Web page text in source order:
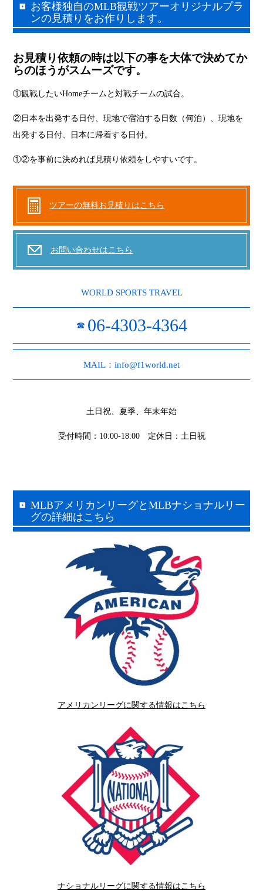
お客様独自のMLB観戦ツアーオリジナルプラ
ンの見積りをお作りします。
お見積り依頼の時は以下の事を大体で決めてか
らのほうがスムーズです。
①観戦したいHomeチームと対戦チームの試合。
②日本を出発する日付、現地で宿泊する日数（何泊）、現地を
出発する日付、日本に帰着する日付。
①②を事前に決めれば見積り依頼をしやすいです。
ツアーの無料お見積りはこちら
お問い合わせはこちら
WORLD SPORTS TRAVEL
☎ 06-4303-4364
MAIL：info@f1world.net
土日祝、夏季、年末年始
受付時間：10:00-18:00 定休日：土日祝
MLBアメリカンリーグとMLBナショナルリー
グの詳細はこちら
アメリカンリーグに関する情報はこちら
ナショナルリーグに関する情報はこちら